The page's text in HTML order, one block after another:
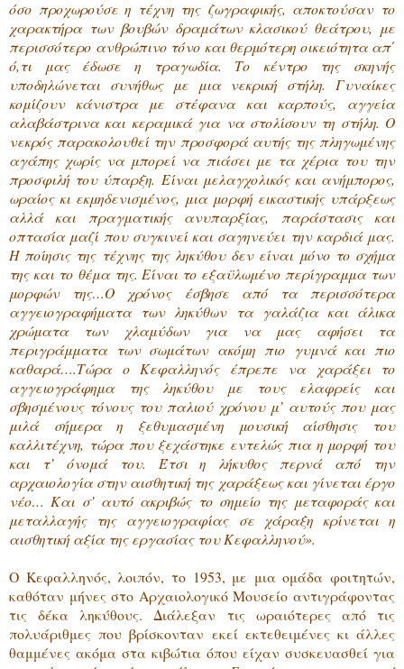
όσο προχωρούσε η τέχνη της ζωγραφικής, αποκτούσαν το
χαρακτήρα των βουβών δραμάτων κλασικού θεάτρου, με
περισσότερο ανθρώπινο τόνο και θερμότερη οικειότητα απ΄
ό,τι μας έδωσε η τραγωδία. Το κέντρο της σκηνής
υποδηλώνεται συνήθως με μια νεκρική στήλη. Γυναίκες
κομίζουν κάνιστρα με στέφανα και καρπούς, αγγεία
αλαβάστρινα και κεραμικά για να στολίσουν τη στήλη. Ο
νεκρός παρακολουθεί την προσφορά αυτής της πληγωμένης
αγάπης χωρίς να μπορεί να πιάσει με τα χέρια του την
προσφιλή του ύπαρξη. Είναι μελαγχολικός και ανήμπορος,
ωραίος κι εκμηδενισμένος, μια μορφή εικαστικής υπάρξεως
αλλά και πραγματικής ανυπαρξίας, παράστασις και
οπτασία μαζί που συγκινεί και σαγηνεύει την καρδιά μας.
Η ποίησις της τέχνης της ληκύθου δεν είναι μόνο το σχήμα
της και το θέμα της. Είναι το εξαϋλωμένο περίγραμμα των
μορφών της…Ο χρόνος έσβησε από τα περισσότερα
αγγειογραφήματα των ληκύθων τα γαλάζια και άλικα
χρώματα των χλαμύδων για να μας αφήσει τα
περιγράμματα των σωμάτων ακόμη πιο γυμνά και πιο
καθαρά….Τώρα ο Κεφαλληνός έπρεπε να χαράξει το
αγγειογράφημα της ληκύθου με τους ελαφρείς και
σβησμένους τόνους του παλιού χρόνου μ’ αυτούς που μας
μιλά σήμερα η ξεθυμασμένη μουσική αίσθησις του
καλλιτέχνη, τώρα που ξεχάστηκε εντελώς πια η μορφή του
και τ’ όνομά του. Έτσι η λήκυθος περνά από την
αρχαιολογία στην αισθητική της χαράξεως και γίνεται έργο
νέο… Και σ’ αυτό ακριβώς το σημείο της μεταφοράς και
μεταλλαγής της αγγειογραφίας σε χάραξη κρίνεται η
αισθητική αξία της εργασίας του Κεφαλληνού».
Ο Κεφαλληνός, λοιπόν, το 1953, με μια ομάδα φοιτητών,
καθόταν μήνες στο Αρχαιολογικό Μουσείο αντιγράφοντας
τις δέκα ληκύθους. Διάλεξαν τις ωραιότερες από τις
πολυάριθμες που βρίσκονταν εκεί εκτεθειμένες κι άλλες
θαμμένες ακόμα στα κιβώτια όπου είχαν συσκευασθεί για